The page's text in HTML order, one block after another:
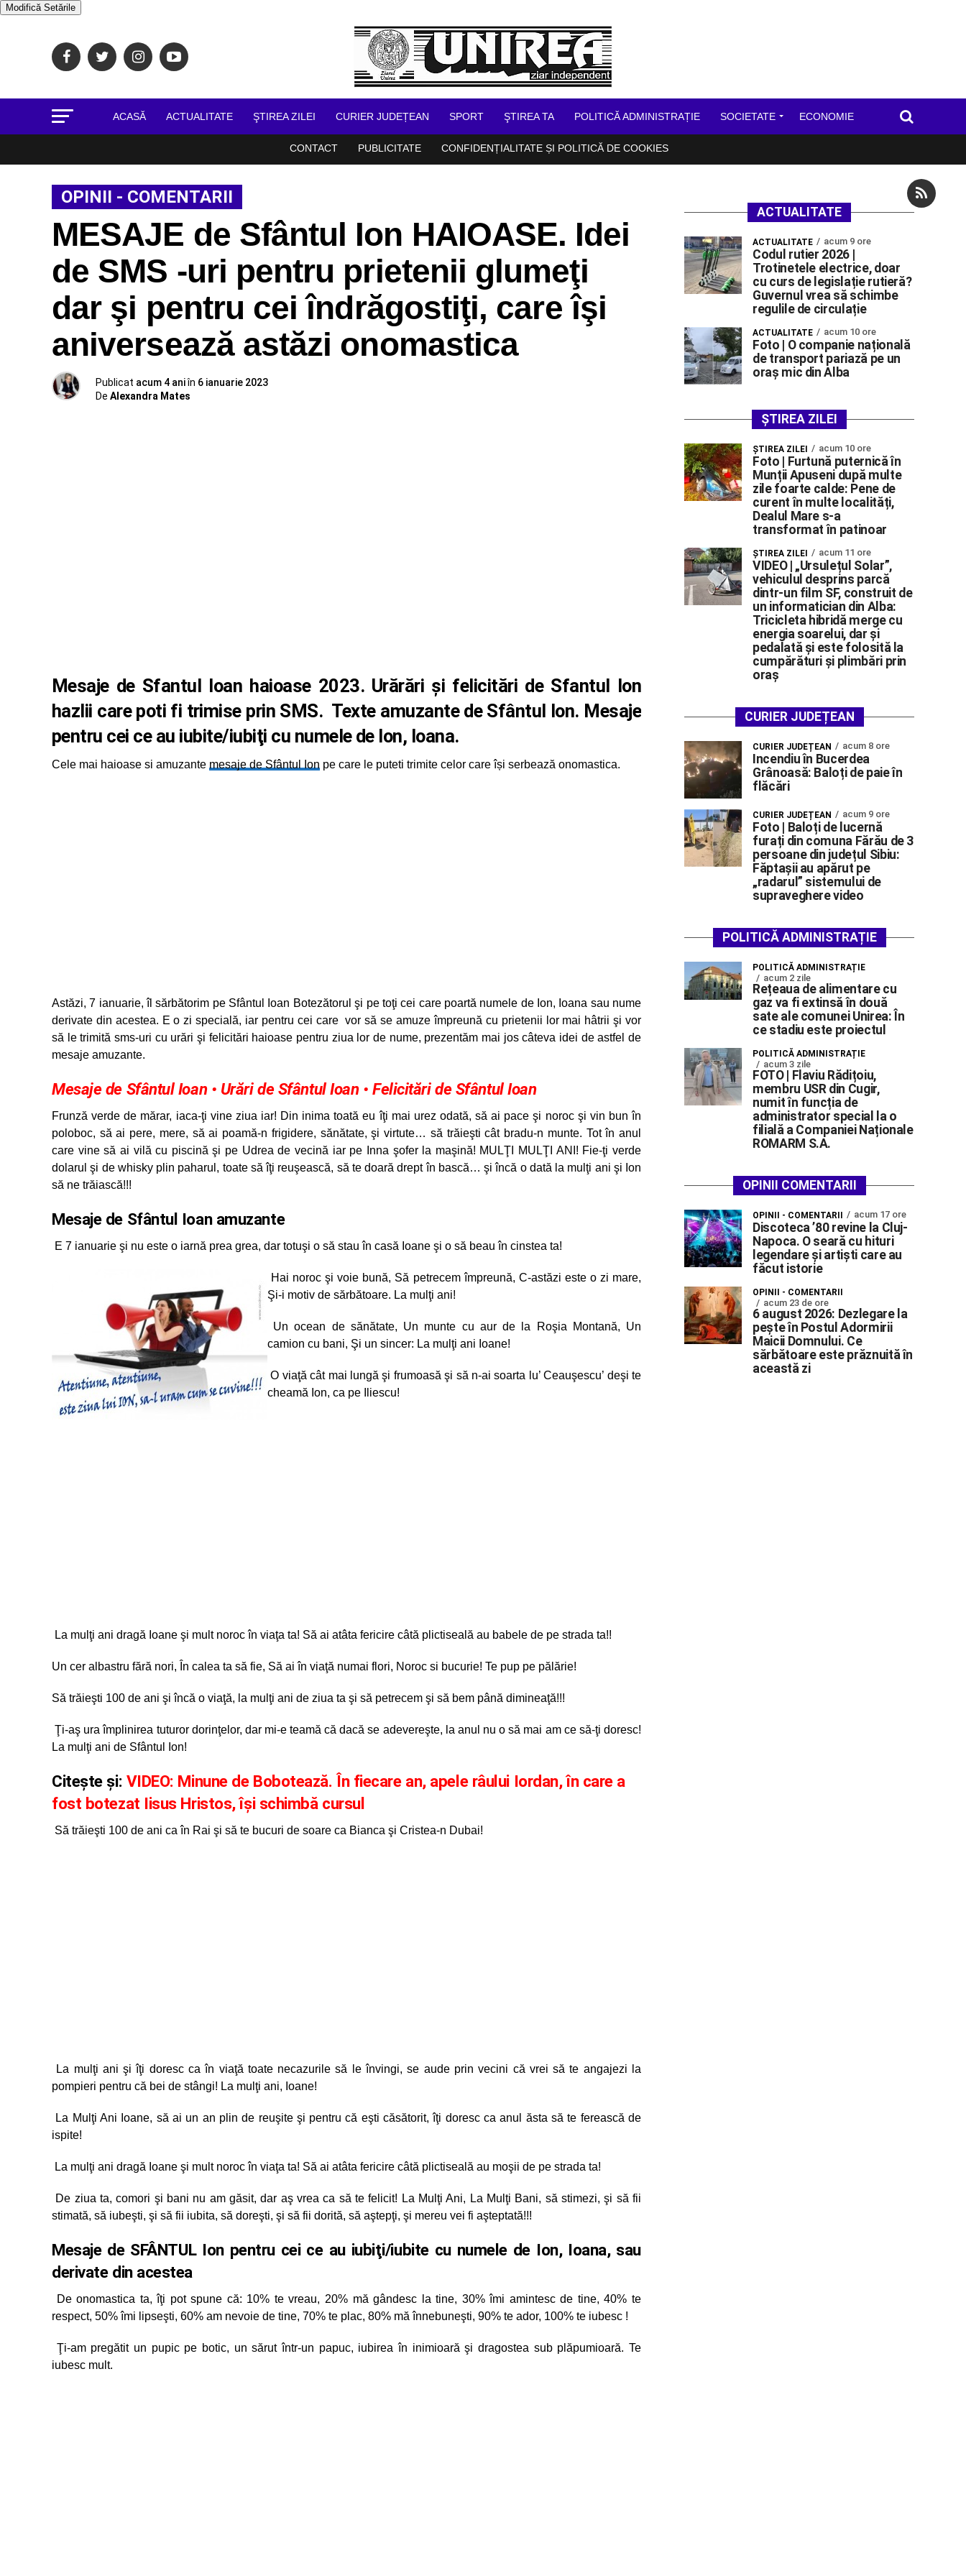
Modifică Setările
ACASĂ ACTUALITATE ŞTIREA ZILEI CURIER JUDEȚEAN SPORT ŞTIREA TA POLITICĂ ADMINISTRAȚIE SOCIETATE ECONOMIE
CONTACT PUBLICITATE CONFIDENȚIALITATE ȘI POLITICĂ DE COOKIES
OPINII - COMENTARII
MESAJE de Sfântul Ion HAIOASE. Idei
de SMS -uri pentru prietenii glumeţi
dar şi pentru cei îndrăgostiţi, care îşi
aniversează astăzi onomastica
Publicat acum 4 aniîn 6 ianuarie 2023
De Alexandra Mates
Mesaje de Sfantul Ioan haioase 2023. Urărări și felicitări de Sfantul Ion
hazlii care poti fi trimise prin SMS. Texte amuzante de Sfântul Ion. Mesaje
pentru cei ce au iubite/iubiţi cu numele de Ion, Ioana.
Cele mai haioase si amuzante mesaje de Sfântul Ion pe care le puteti trimite celor care își serbează onomastica.
Astăzi, 7 ianuarie, îl sărbătorim pe Sfântul Ioan Botezătorul şi pe toţi cei care poartă numele de Ion, Ioana sau nume
derivate din acestea. E o zi specială, iar pentru cei care vor să se amuze împreună cu prietenii lor mai hâtrii şi vor
să le trimită sms-uri cu urări şi felicitări haioase pentru ziua lor de nume, prezentăm mai jos câteva idei de astfel de
mesaje amuzante.
Mesaje de Sfântul Ioan • Urări de Sfântul Ioan • Felicitări de Sfântul Ioan
Frunză verde de mărar, iaca-ţi vine ziua iar! Din inima toată eu îţi mai urez odată, să ai pace şi noroc şi vin bun în
poloboc, să ai pere, mere, să ai poamă-n frigidere, sănătate, şi virtute… să trăieşti cât bradu-n munte. Tot în anul
care vine să ai vilă cu piscină şi pe Udrea de vecină iar pe Inna şofer la maşină! MULŢI MULŢI ANI! Fie-ţi verde
dolarul şi de whisky plin paharul, toate să îţi reuşească, să te doară drept în bască… şi încă o dată la mulţi ani şi Ion
să ne trăiască!!!
Mesaje de Sfântul Ioan amuzante
E 7 ianuarie şi nu este o iarnă prea grea, dar totuşi o să stau în casă Ioane şi o să beau în cinstea ta!
Hai noroc şi voie bună, Să petrecem împreună, C-astăzi este o zi mare,
Şi-i motiv de sărbătoare. La mulţi ani!
Un ocean de sănătate, Un munte cu aur de la Roşia Montană, Un
camion cu bani, Şi un sincer: La mulţi ani Ioane!
O viaţă cât mai lungă şi frumoasă şi să n-ai soarta lu’ Ceauşescu’ deşi te
cheamă Ion, ca pe Iliescu!
La mulţi ani dragă Ioane şi mult noroc în viaţa ta! Să ai atâta fericire câtă plictiseală au babele de pe strada ta!!
Un cer albastru fără nori, În calea ta să fie, Să ai în viaţă numai flori, Noroc si bucurie! Te pup pe pălărie!
Să trăieşti 100 de ani şi încă o viaţă, la mulţi ani de ziua ta şi să petrecem şi să bem până dimineaţă!!!
Ţi-aş ura împlinirea tuturor dorinţelor, dar mi-e teamă că dacă se adevereşte, la anul nu o să mai am ce să-ţi doresc!
La mulţi ani de Sfântul Ion!
Citește și: VIDEO: Minune de Bobotează. În fiecare an, apele râului Iordan, în care a
fost botezat Iisus Hristos, își schimbă cursul
Să trăieşti 100 de ani ca în Rai şi să te bucuri de soare ca Bianca şi Cristea-n Dubai!
La mulţi ani şi îţi doresc ca în viaţă toate necazurile să le învingi, se aude prin vecini că vrei să te angajezi la
pompieri pentru că bei de stângi! La mulţi ani, Ioane!
La Mulţi Ani Ioane, să ai un an plin de reuşite şi pentru că eşti căsătorit, îţi doresc ca anul ăsta să te ferească de
ispite!
La mulţi ani dragă Ioane şi mult noroc în viaţa ta! Să ai atâta fericire câtă plictiseală au moşii de pe strada ta!
De ziua ta, comori şi bani nu am găsit, dar aş vrea ca să te felicit! La Mulţi Ani, La Mulţi Bani, să stimezi, şi să fii
stimată, să iubeşti, şi să fii iubita, să doreşti, şi să fii dorită, să aştepţi, şi mereu vei fi aşteptată!!!
Mesaje de SFÂNTUL Ion pentru cei ce au iubiţi/iubite cu numele de Ion, Ioana, sau
derivate din acestea
De onomastica ta, îţi pot spune că: 10% te vreau, 20% mă gândesc la tine, 30% îmi amintesc de tine, 40% te
respect, 50% îmi lipseşti, 60% am nevoie de tine, 70% te plac, 80% mă înnebuneşti, 90% te ador, 100% te iubesc !
Ţi-am pregătit un pupic pe botic, un sărut într-un papuc, iubirea în inimioară şi dragostea sub plăpumioară. Te
iubesc mult.
ACTUALITATE
ACTUALITATE acum 9 ore
Codul rutier 2026 |
Trotinetele electrice, doar
cu curs de legislație rutieră?
Guvernul vrea să schimbe
regulile de circulație
ACTUALITATE acum 10 ore
Foto | O companie națională
de transport pariază pe un
oraș mic din Alba
ȘTIREA ZILEI
ŞTIREA ZILEI acum 10 ore
Foto | Furtună puternică în
Munții Apuseni după multe
zile foarte calde: Pene de
curent în multe localități,
Dealul Mare s-a
transformat în patinoar
ŞTIREA ZILEI acum 11 ore
VIDEO | „Ursulețul Solar”,
vehiculul desprins parcă
dintr-un film SF, construit de
un informatician din Alba:
Tricicleta hibridă merge cu
energia soarelui, dar și
pedalată și este folosită la
cumpărături și plimbări prin
oraș
CURIER JUDEȚEAN
CURIER JUDEȚEAN acum 8 ore
Incendiu în Bucerdea
Grânoasă: Baloți de paie în
flăcări
CURIER JUDEȚEAN acum 9 ore
Foto | Baloți de lucernă
furați din comuna Fărău de 3
persoane din județul Sibiu:
Făptașii au apărut pe
„radarul” sistemului de
supraveghere video
POLITICĂ ADMINISTRAȚIE
POLITICĂ ADMINISTRAȚIE
acum 2 zile
Rețeaua de alimentare cu
gaz va fi extinsă în două
sate ale comunei Unirea: În
ce stadiu este proiectul
POLITICĂ ADMINISTRAȚIE
acum 3 zile
FOTO | Flaviu Rădițoiu,
membru USR din Cugir,
numit în funcția de
administrator special la o
filială a Companiei Naționale
ROMARM S.A.
OPINII COMENTARII
OPINII - COMENTARII acum 17 ore
Discoteca ’80 revine la Cluj-
Napoca. O seară cu hituri
legendare și artiști care au
făcut istorie
OPINII - COMENTARII
acum 23 de ore
6 august 2026: Dezlegare la
pește în Postul Adormirii
Maicii Domnului. Ce
sărbătoare este prăznuită în
această zi